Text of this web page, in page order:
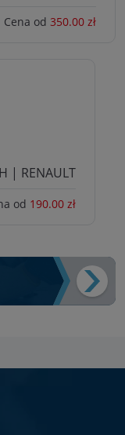
Cena od 350.00 zł
| RENAULT
od 190.00 zł